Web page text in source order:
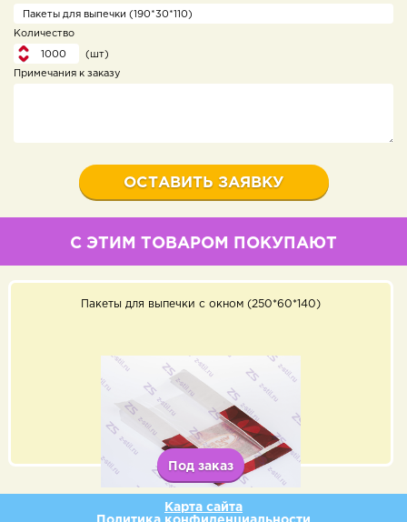
Количество
(шт)
Примечания к заказу
С ЭТИМ ТОВАРОМ ПОКУПАЮТ
Пакеты для выпечки с окном (250*60*140)
Под заказ
Карта сайта